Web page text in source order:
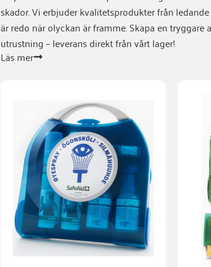
skador. Vi erbjuder kvalitetsprodukter från
är redo när olyckan är framme. Skapa en
utrustning – leverans direkt från vårt lager!
Läs mer